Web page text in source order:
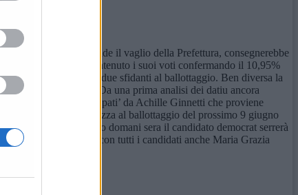
perchè attende il vaglio della Prefettura, consegnerebbe
Monticelli ha mantenuto i suoi voti confermando il 10,95%
di 1000 voti tra i due sfidanti al ballottaggio. Ben diversa la
voti li separavano. Da una prima analisi dei datiu ancora
essere stati ‘strappati’ da Achille Ginnetti che proviene
e mettersi in sicurezza al ballottaggio del prossimo 9 giugno
Alessandrini. Intanto domani sera il candidato democrat serrerà
cena per domani con tutti i candidati anche Maria Grazia